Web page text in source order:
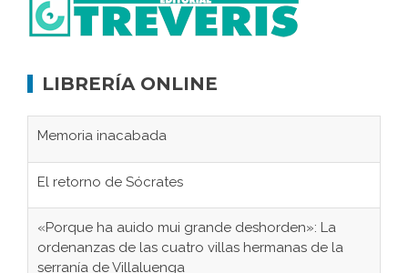
LIBRERÍA ONLINE
Memoria inacabada
El retorno de Sócrates
«Porque ha auido mui grande deshorden»: La
ordenanzas de las cuatro villas hermanas de la
serranía de Villaluenga